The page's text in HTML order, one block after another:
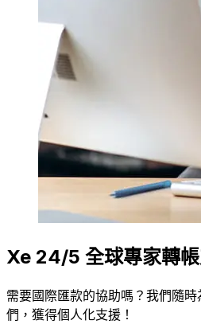
Xe 24/5 全球專家轉
需要國際匯款的協助嗎？我們隨
們，獲得個人化支援！